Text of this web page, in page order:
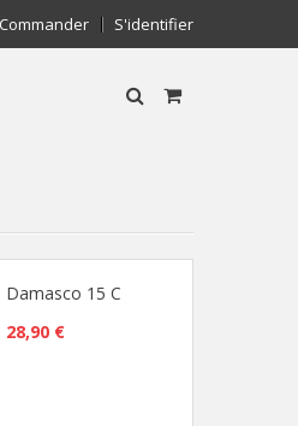
Commander S'identifier
Damasco 15 C
28,90 €